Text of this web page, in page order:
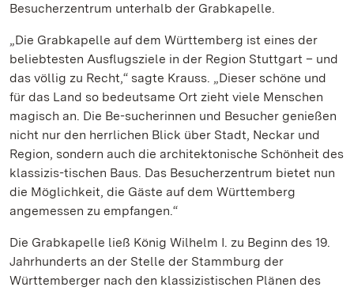
Besucherzentrum unterhalb der Grabkapelle.
„Die Grabkapelle auf dem Württemberg ist eines der
beliebtesten Ausflugsziele in der Region Stuttgart – und
das völlig zu Recht,“ sagte Krauss. „Dieser schöne und
für das Land so bedeutsame Ort zieht viele Menschen
magisch an. Die Be-sucherinnen und Besucher genießen
nicht nur den herrlichen Blick über Stadt, Neckar und
Region, sondern auch die architektonische Schönheit des
klassizis-tischen Baus. Das Besucherzentrum bietet nun
die Möglichkeit, die Gäste auf dem Württemberg
angemessen zu empfangen.“
Die Grabkapelle ließ König Wilhelm I. zu Beginn des 19.
Jahrhunderts an der Stelle der Stammburg der
Württemberger nach den klassizistischen Plänen des